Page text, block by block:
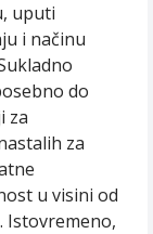
uputi
i načinu
do
za
za
u visini od
Istovremeno,